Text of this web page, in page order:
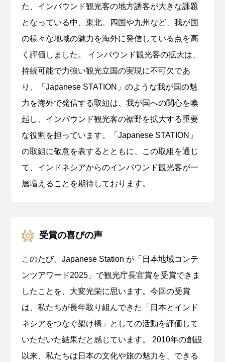
た、インバウンド観光客の地方誘客が大きな課題
となっている中、東北、四国や九州など、我が国
の様々な地域の魅力を海外に発信している点を高
く評価しました。 インバウンド観光客の拡大は、
持続可能で力強い観光立国の実現に不可欠であ
り、「Japanese STATION」のような我が国の魅
力を海外で発信する取組は、我が国への関心を喚
起し、インバウンド観光客の裾野を拡大する重要
な役割を担っています。「Japanese STATION」
の取組に敬意を表するとともに、この取組を通じ
て、インドネシアからのインバウンド観光客が一
層増えることを期待しております。
受賞の喜びの声
このたび、Japanese Station が「日本地域コンテ
ンツアワード2025」で観光庁長官賞を受賞できま
したことを、大変光栄に思います。今回の受賞
は、私たちが長年取り組んできた「日本とインド
ネシアをつなぐ架け橋」としての活動を評価して
いただいた結果だと感じています。 2010年の創設
以来、私たちは日本の文化や旅の魅力を、できる